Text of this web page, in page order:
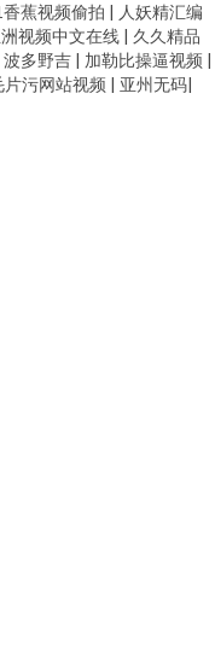
蕉视频偷拍 | 人妖精汇编
视频中文在线 | 久久精品
波多野吉 | 加勒比操逼视频 |
片污网站视频 | 亚州无码|